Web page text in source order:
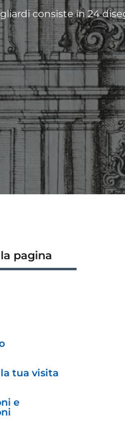
consiste in 24
pagina
tua visita
e